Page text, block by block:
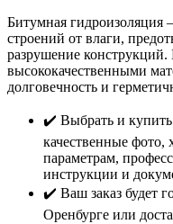
Битумная
строений от влаги,
разрушение конструкций.
высококачественными
долговечность и
✔️ Выбрать и
качественные фото,
параметрам,
инструкции и
✔️ Ваш заказ будет
Оренбурге или